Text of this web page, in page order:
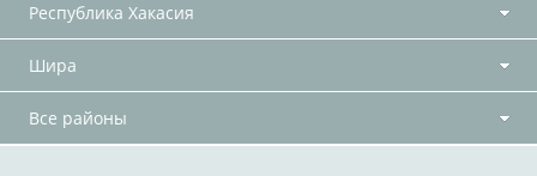
Республика Хакасия
Шира
Все районы